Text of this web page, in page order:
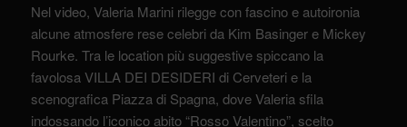
Nel video, Valeria Marini rilegge con fascino e autoironia
alcune atmosfere rese celebri da Kim Basinger e Mickey
Rourke. Tra le location più suggestive spiccano la
favolosa VILLA DEI DESIDERI di Cerveteri e la
scenografica Piazza di Spagna, dove Valeria sfila
indossando l’iconico abito “Rosso Valentino”, scelto